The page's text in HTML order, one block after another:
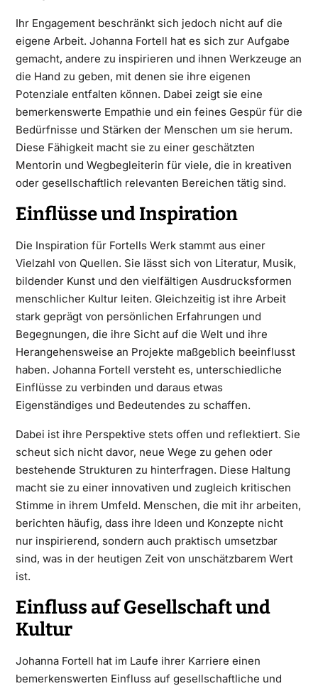
Ihr Engagement beschränkt sich jedoch nicht auf die
eigene Arbeit. Johanna Fortell hat es sich zur Aufgabe
gemacht, andere zu inspirieren und ihnen Werkzeuge an
die Hand zu geben, mit denen sie ihre eigenen
Potenziale entfalten können. Dabei zeigt sie eine
bemerkenswerte Empathie und ein feines Gespür für die
Bedürfnisse und Stärken der Menschen um sie herum.
Diese Fähigkeit macht sie zu einer geschätzten
Mentorin und Wegbegleiterin für viele, die in kreativen
oder gesellschaftlich relevanten Bereichen tätig sind.
Einflüsse und Inspiration
Die Inspiration für Fortells Werk stammt aus einer
Vielzahl von Quellen. Sie lässt sich von Literatur, Musik,
bildender Kunst und den vielfältigen Ausdrucksformen
menschlicher Kultur leiten. Gleichzeitig ist ihre Arbeit
stark geprägt von persönlichen Erfahrungen und
Begegnungen, die ihre Sicht auf die Welt und ihre
Herangehensweise an Projekte maßgeblich beeinflusst
haben. Johanna Fortell versteht es, unterschiedliche
Einflüsse zu verbinden und daraus etwas
Eigenständiges und Bedeutendes zu schaffen.
Dabei ist ihre Perspektive stets offen und reflektiert. Sie
scheut sich nicht davor, neue Wege zu gehen oder
bestehende Strukturen zu hinterfragen. Diese Haltung
macht sie zu einer innovativen und zugleich kritischen
Stimme in ihrem Umfeld. Menschen, die mit ihr arbeiten,
berichten häufig, dass ihre Ideen und Konzepte nicht
nur inspirierend, sondern auch praktisch umsetzbar
sind, was in der heutigen Zeit von unschätzbarem Wert
ist.
Einfluss auf Gesellschaft und
Kultur
Johanna Fortell hat im Laufe ihrer Karriere einen
bemerkenswerten Einfluss auf gesellschaftliche und